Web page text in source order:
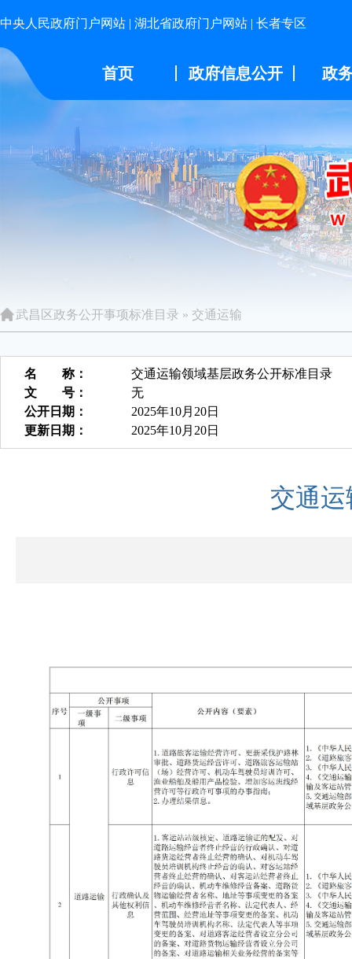
中央人民政府门户网站 | 湖北省政府门户网站 | 长者专区
首页 政府信息公开 政
武昌区政务公开事项标准目录 » 交通运输
名 称：
交通运输领域基层政务公开标准目录
文 号：
无
公开日期：
2025年10月20日
更新日期：
2025年10月20日
交通